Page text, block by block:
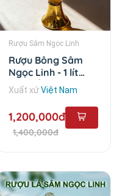
Rượu Sâm Ngọc Linh
Rượu Bông Sâm
Ngọc Linh - 1 lít
chai bầu
Xuất xứViệt Nam
1,200,000đ
1,400,000đ